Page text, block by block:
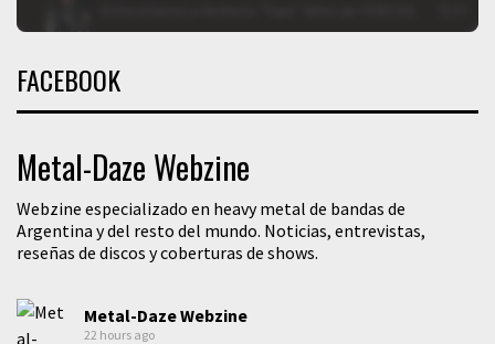
FACEBOOK
Metal-Daze Webzine
Webzine especializado en heavy metal de bandas de
Argentina y del resto del mundo. Noticias, entrevistas,
reseñas de discos y coberturas de shows.
Metal-Daze Webzine
22 hours ago